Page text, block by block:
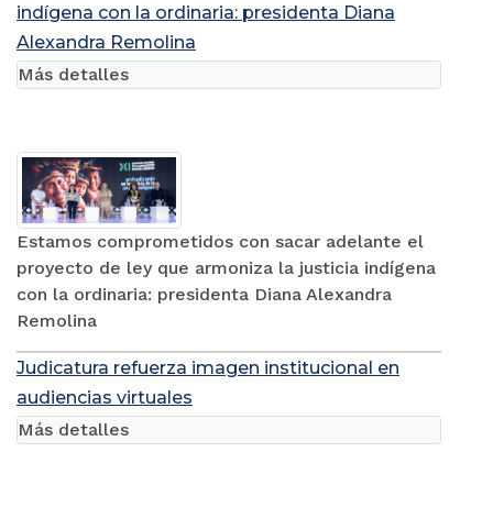
indígena con la ordinaria: presidenta Diana
Alexandra Remolina
Estamos comprometidos con sacar adelante el
proyecto de ley que armoniza la justicia indígena
con la ordinaria: presidenta Diana Alexandra
Remolina
Más detalles
Judicatura refuerza imagen institucional en
audiencias virtuales
Más detalles